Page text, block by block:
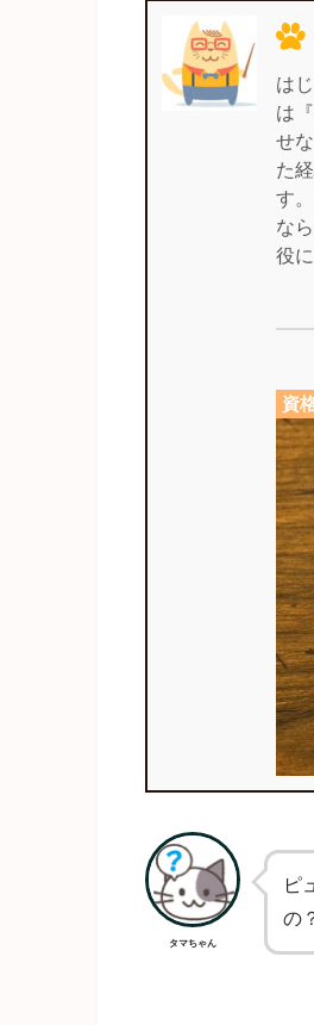
は
は
せ
た
す
な
役
資
タマちゃん
ピ
の